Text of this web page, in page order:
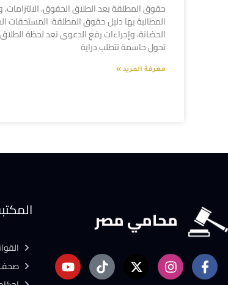
حقوق المطلقة بعد الطلاق الحقوق، الالتزامات،
المطالبة بها دليل حقوق المطلقة: المستحقات
الحضانة، وإجراءات رفع الدعوى تعد لحظة
تحول حاسمة تتطلب دراية
معرفة المزيد »
محامي مصر
صحف